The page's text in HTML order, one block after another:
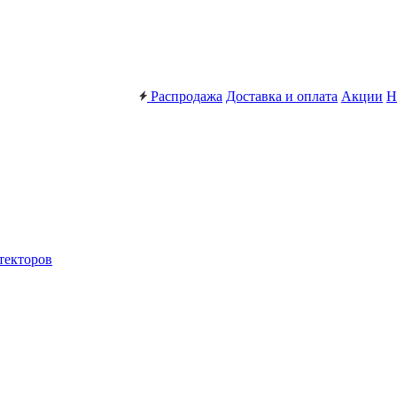
Распродажа Доставка и оплата Акции